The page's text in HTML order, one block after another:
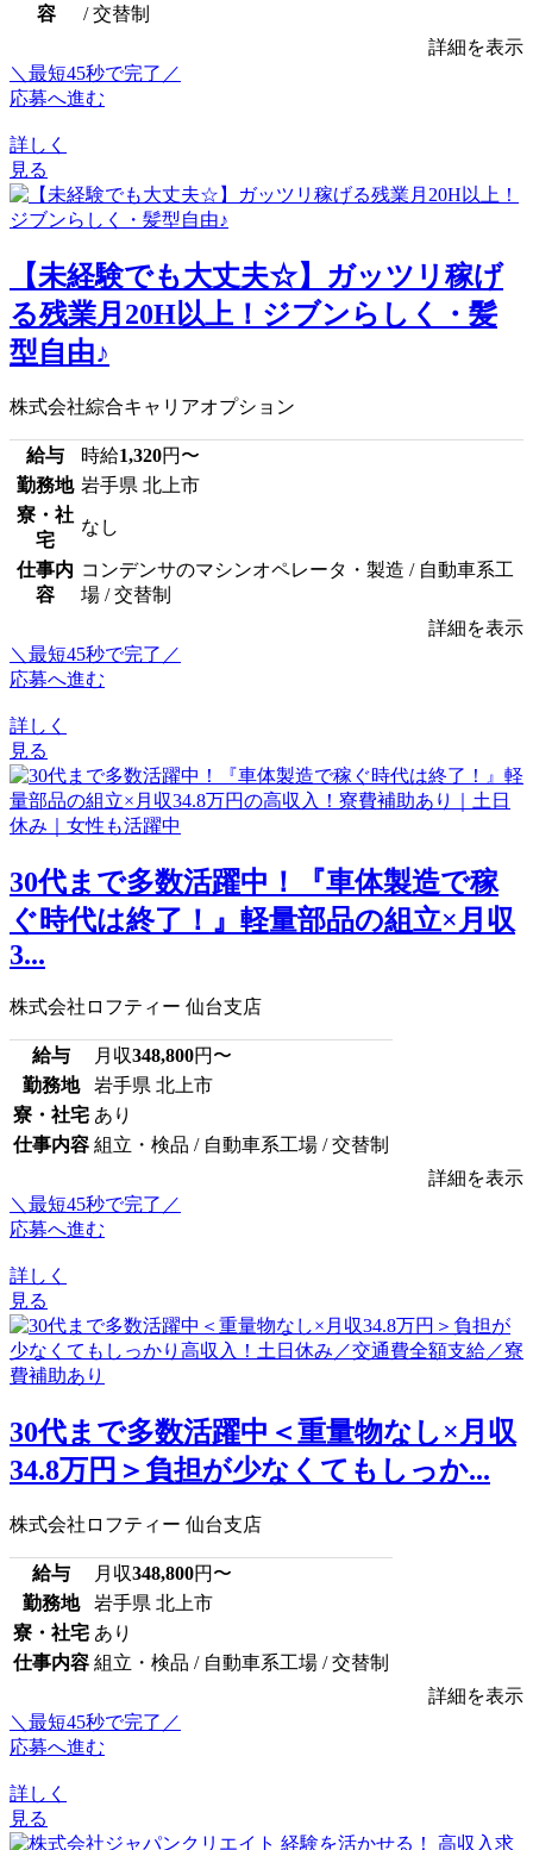
容
/ 交替制
詳細を表示
＼最短45秒で完了／
応募へ進む
詳しく
見る
【未経験でも大丈夫☆】ガッツリ稼げ
る残業月20H以上！ジブンらしく・髪
型自由♪
株式会社綜合キャリアオプション
給与 時給1,320円〜
勤務地 岩手県 北上市
寮・社
宅
なし
仕事内
容
コンデンサのマシンオペレータ・製造 / 自動車系工
場 / 交替制
詳細を表示
＼最短45秒で完了／
応募へ進む
詳しく
見る
30代まで多数活躍中！『車体製造で稼
ぐ時代は終了！』軽量部品の組立×月収
3...
株式会社ロフティー 仙台支店
給与 月収348,800円〜
勤務地
岩手県 北上市
寮・社宅 あり
仕事内容 組立・検品 / 自動車系工場 / 交替制
詳細を表示
＼最短45秒で完了／
応募へ進む
詳しく
見る
30代まで多数活躍中＜重量物なし×月収
34.8万円＞負担が少なくてもしっか...
株式会社ロフティー 仙台支店
給与 月収348,800円〜
勤務地
岩手県 北上市
寮・社宅 あり
仕事内容 組立・検品 / 自動車系工場 / 交替制
詳細を表示
＼最短45秒で完了／
応募へ進む
詳しく
見る